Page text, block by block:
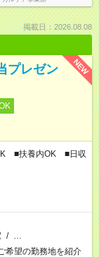
掲載日：2026.08.08
NEW
プレゼン
■扶養内OK ■日収
/ …
望の勤務地を紹介